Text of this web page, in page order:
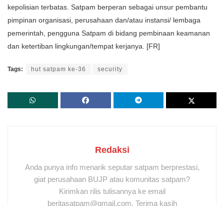
kepolisian terbatas. Satpam berperan sebagai unsur pembantu
pimpinan organisasi, perusahaan dan/atau instansi/ lembaga
pemerintah, pengguna Satpam di bidang pembinaan keamanan
dan ketertiban lingkungan/tempat kerjanya. [FR]
Tags: hut satpam ke-36 security
Redaksi
Anda punya info menarik seputar satpam berprestasi,
giat perusahaan BUJP atau komunitas satpam?
Kirimkan rilis tulisannya ke email
beritasatpam@gmail.com. Terima kasih